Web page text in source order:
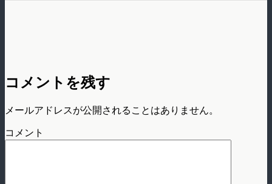
コメントを残す
メールアドレスが公開されることはありません。
コメント